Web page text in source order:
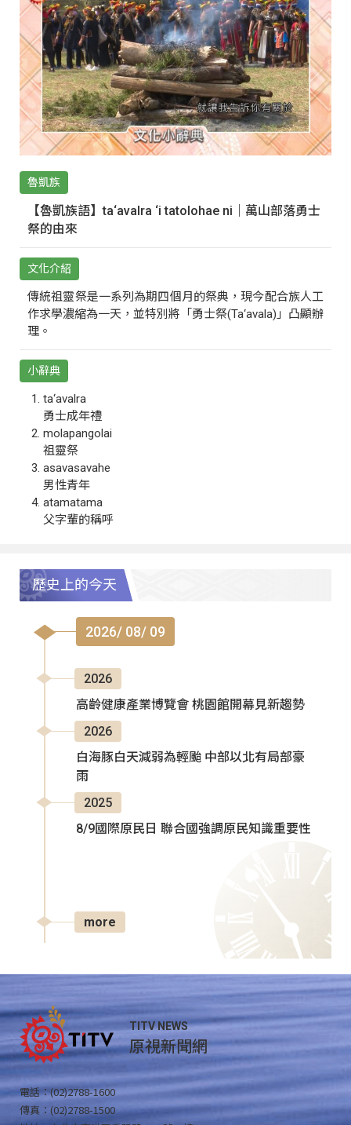
魯凱族
【魯凱族語】ta‘avalra ‘i tatolohae ni｜萬山部落勇士
祭的由來
文化介紹
傳統祖靈祭是一系列為期四個月的祭典，現今配合族人工
作求學濃縮為一天，並特別將「勇士祭(Ta‘avala)」凸顯辦
理。
小辭典
ta‘avalra
勇士成年禮
molapangolai
祖靈祭
asavasavahe
男性青年
atamatama
父字輩的稱呼
歷史上的今天
2026/ 08/ 09
2026
高齡健康產業博覽會 桃園館開幕見新趨勢
2026
白海豚白天減弱為輕颱 中部以北有局部豪
雨
2025
8/9國際原民日 聯合國強調原民知識重要性
more
TITV NEWS
原視新聞網
電話：(02)2788-1600
傳真：(02)2788-1500